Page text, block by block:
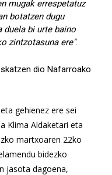
mugak errespetatuz
botatzen dugu
duela bi urte baino
zintzotasuna ere".
dio Nafarroako
gehienez ere sei
Klima Aldaketari eta
martxoaren 22ko
bidezko
jasota dagoena,